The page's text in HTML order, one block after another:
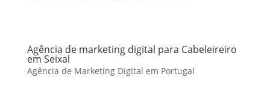
Agência de marketing digital para Cabeleireiro
em Seixal
Agência de Marketing Digital em Portugal